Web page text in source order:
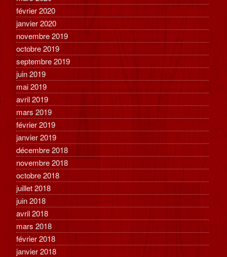
février 2020
janvier 2020
novembre 2019
octobre 2019
septembre 2019
juin 2019
mai 2019
avril 2019
mars 2019
février 2019
janvier 2019
décembre 2018
novembre 2018
octobre 2018
juillet 2018
juin 2018
avril 2018
mars 2018
février 2018
janvier 2018